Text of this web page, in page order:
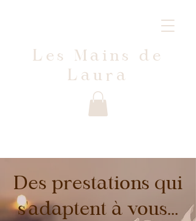
Les Mains de
Laura
Des prestations qui
s'adaptent à vous...